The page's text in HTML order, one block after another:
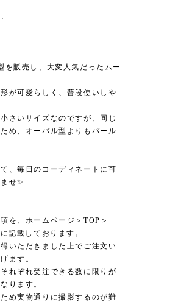
を販売し、大変人気だったムー
が可愛らしく、普段使いしや
さいサイズなのですが、同じ
め、オーバル型よりもパール
、毎日のコーディネートに可
せ✨
を、ホームページ＞TOP＞
記載しております。
いただきました上でご注文い
ます。
れぞれ受注できる数に限りが
ります。
め実物通りに撮影するのが難